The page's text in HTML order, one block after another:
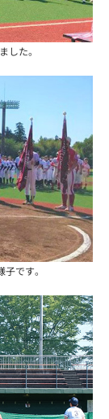
した。
です。